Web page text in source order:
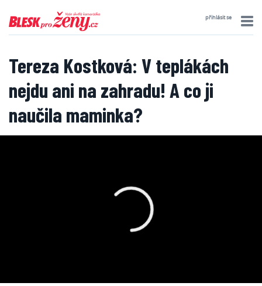
přihlásit se
Tereza Kostková: V teplákách
nejdu ani na zahradu! A co ji
naučila maminka?